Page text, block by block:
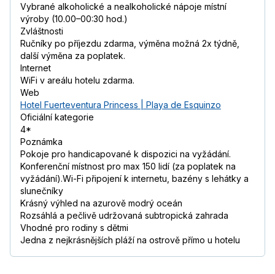
Vybrané alkoholické a nealkoholické nápoje místní
výroby (10.00–00:30 hod.)
Zvláštnosti
Ručníky po příjezdu zdarma, výměna možná 2x týdně,
další výměna za poplatek.
Internet
WiFi v areálu hotelu zdarma.
Web
Hotel Fuerteventura Princess | Playa de Esquinzo
Oficiální kategorie
4*
Poznámka
Pokoje pro handicapované k dispozici na vyžádání.
Konferenční místnost pro max 150 lidí (za poplatek na
vyžádání).Wi-Fi připojení k internetu, bazény s lehátky a
slunečníky
Krásný výhled na azurově modrý oceán
Rozsáhlá a pečlivě udržovaná subtropická zahrada
Vhodné pro rodiny s dětmi
Jedna z nejkrásnějších pláží na ostrově přímo u hotelu